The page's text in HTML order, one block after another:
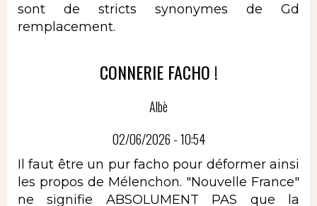
sont de stricts synonymes de Gd
remplacement.
CONNERIE FACHO !
Albè
02/06/2026 - 10:54
Il faut être un pur facho pour déformer ainsi
les propos de Mélenchon. "Nouvelle France"
ne signifie ABSOLUMENT PAS que la